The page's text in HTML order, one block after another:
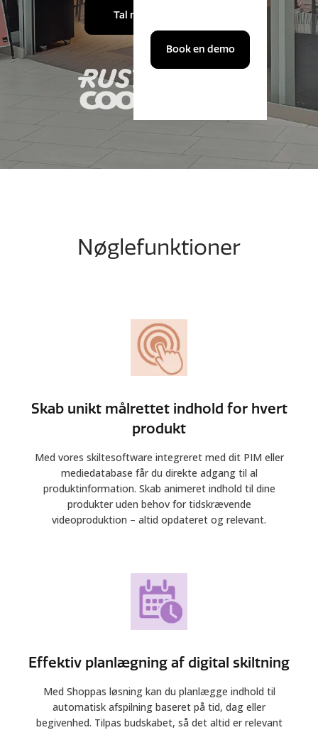
Book en demo
Tal med en ekspert
Nøglefunktioner
Skab unikt målrettet indhold for hvert
produkt
Med vores skiltesoftware integreret med dit PIM eller
mediedatabase får du direkte adgang til al
produktinformation. Skab animeret indhold til dine
produkter uden behov for tidskrævende
videoproduktion – altid opdateret og relevant.
Effektiv planlægning af digital skiltning
Med Shoppas løsning kan du planlægge indhold til
automatisk afspilning baseret på tid, dag eller
begivenhed. Tilpas budskabet, så det altid er relevant